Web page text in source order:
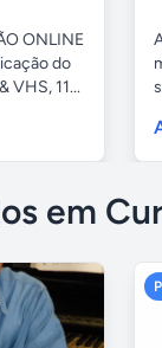
ONLINE
do
VHS, 11...
em